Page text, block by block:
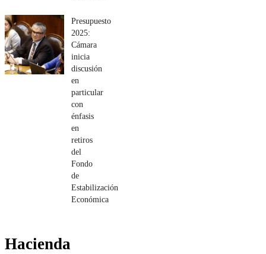
Presupuesto
2025:
Cámara
inicia
discusión
en
particular
con
énfasis
en
retiros
del
Fondo
de
Estabilización
Económica
Hacienda